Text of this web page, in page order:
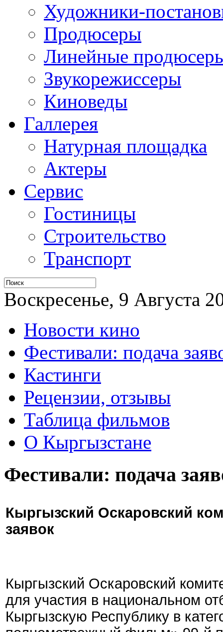
Художники-
Продюсеры
Линейные
Звукорежиссеры
Киноведы
Галлерея
Натурная площадка
Актеры
Сервис
Гостиницы
Строительство
Транспорт
Воскресенье, 9 Августа
Новости кино
Фестивали: подача
Кастинги
Рецензии, отзывы
Таблица фильмов
О Кыргызстане
Фестивали: подача
Кыргызский Оскаровский
заявок
Кыргызский Оскаровский
для участия в национальном
Кыргызскую Республику в